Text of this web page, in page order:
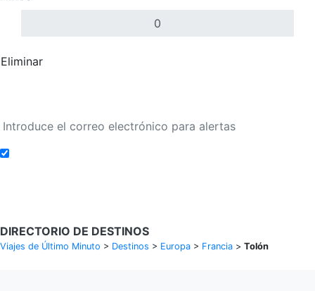
Eliminar
DIRECTORIO DE DESTINOS
Viajes de Último Minuto > Destinos > Europa > Francia > Tolón